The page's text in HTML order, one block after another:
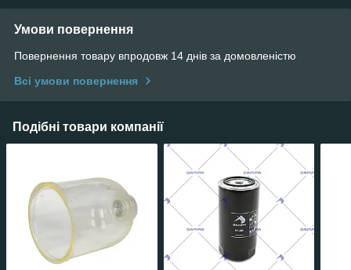
Умови повернення
Повернення товару впродовж 14 днів за домовленістю
Всі умови повернення
Подібні товари компанії